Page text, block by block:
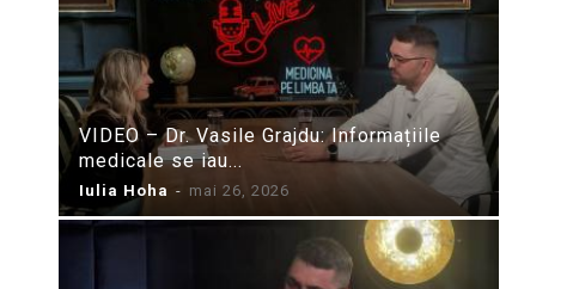
VIDEO – Dr. Vasile Grajdu: Informațiile
medicale se iau...
Iulia Hoha - mai 26, 2026